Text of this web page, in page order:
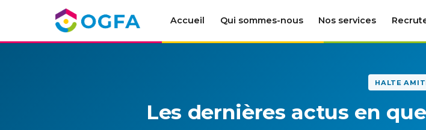
Accueil Qui sommes-nous Nos services
HALTE
Les dernières actus en